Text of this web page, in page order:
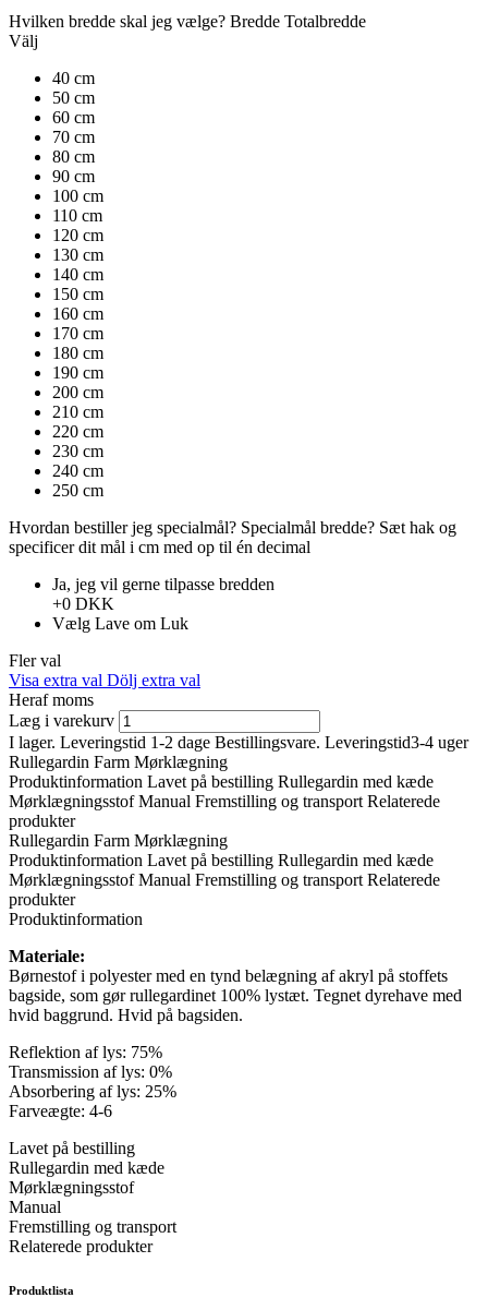
Hvilken bredde skal jeg vælge? Bredde Totalbredde
Välj
40 cm
50 cm
60 cm
70 cm
80 cm
90 cm
100 cm
110 cm
120 cm
130 cm
140 cm
150 cm
160 cm
170 cm
180 cm
190 cm
200 cm
210 cm
220 cm
230 cm
240 cm
250 cm
Hvordan bestiller jeg specialmål? Specialmål bredde? Sæt hak ​​og
specificer dit mål i cm med op til én decimal
Ja, jeg vil gerne tilpasse bredden
+0 DKK
Vælg Lave om Luk
Fler val
Visa extra val Dölj extra val
Heraf moms
Læg i varekurv
I lager. Leveringstid 1-2 dage Bestillingsvare. Leveringstid3-4 uger
Rullegardin Farm Mørklægning
Produktinformation Lavet på bestilling Rullegardin med kæde
Mørklægningsstof Manual Fremstilling og transport Relaterede
produkter
Rullegardin Farm Mørklægning
Produktinformation Lavet på bestilling Rullegardin med kæde
Mørklægningsstof Manual Fremstilling og transport Relaterede
produkter
Produktinformation
Materiale:
Børnestof i polyester med en tynd belægning af akryl på stoffets
bagside, som gør rullegardinet 100% lystæt. Tegnet dyrehave med
hvid baggrund. Hvid på bagsiden.
Reflektion af lys: 75%
Transmission af lys: 0%
Absorbering af lys: 25%
Farveægte: 4-6
Lavet på bestilling
Rullegardin med kæde
Mørklægningsstof
Manual
Fremstilling og transport
Relaterede produkter
Produktlista